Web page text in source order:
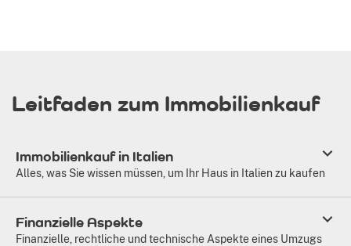
Leitfaden zum Immobilienkauf
Immobilienkauf in Italien
Alles, was Sie wissen müssen, um Ihr Haus in Italien zu kaufen
Finanzielle Aspekte
Finanzielle, rechtliche und technische Aspekte eines Umzugs